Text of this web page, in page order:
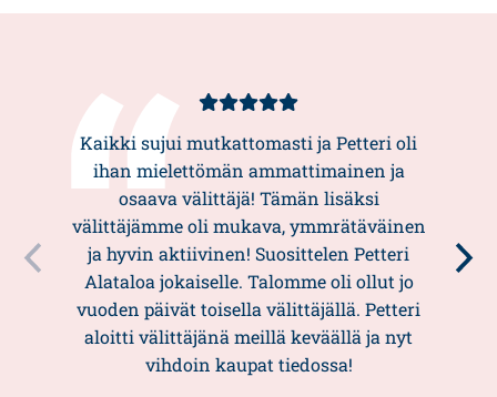
Kundbetyg
5/5
Kaikki sujui mutkattomasti ja Petteri oli
ihan mielettömän ammattimainen ja
osaava välittäjä! Tämän lisäksi
välittäjämme oli mukava, ymmrätäväinen
ja hyvin aktiivinen! Suosittelen Petteri
Alataloa jokaiselle. Talomme oli ollut jo
vuoden päivät toisella välittäjällä. Petteri
aloitti välittäjänä meillä keväällä ja nyt
vihdoin kaupat tiedossa!